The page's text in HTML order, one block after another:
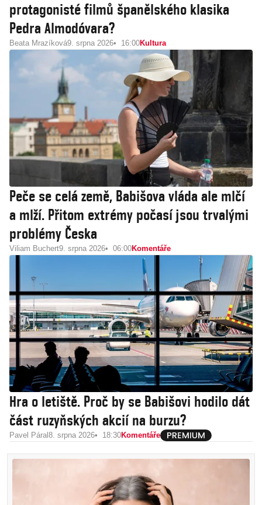
protagonisté filmů španělského klasika
Pedra Almodóvara?
Beata Mrazíková9. srpna 2026 16:00Kultura
Peče se celá země, Babišova vláda ale mlčí
a mlží. Přitom extrémy počasí jsou trvalými
problémy Česka
Viliam Buchert9. srpna 2026 06:00Komentáře
Hra o letiště. Proč by se Babišovi hodilo dát
část ruzyňských akcií na burzu?
Pavel Páral 8. srpna 2026 18:30Komentáře